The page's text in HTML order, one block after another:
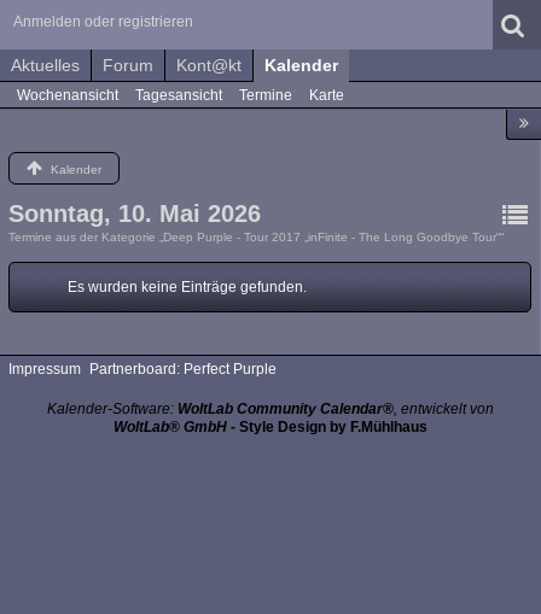
Anmelden oder registrieren
Aktuelles Forum Kont@kt Kalender
Wochenansicht Tagesansicht Termine Karte
Kalender
Sonntag, 10. Mai 2026
Termine aus der Kategorie „Deep Purple - Tour 2017 „inFinite - The Long Goodbye Tour““
Es wurden keine Einträge gefunden.
Impressum Partnerboard: Perfect Purple
Kalender-Software: WoltLab Community Calendar®, entwickelt von
WoltLab® GmbH